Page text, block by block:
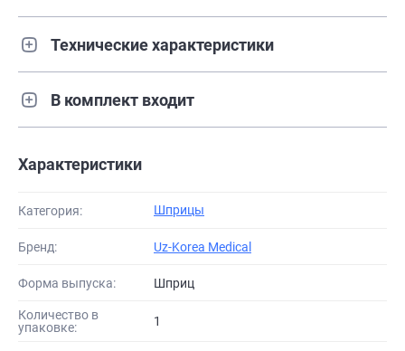
Технические характеристики
В комплект входит
Характеристики
Категория: Шприцы
Бренд: Uz-Korea Medical
Форма выпуска: Шприц
Количество в
упаковке:
1